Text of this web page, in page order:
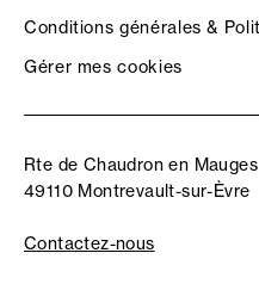
Conditions générales &
Gérer mes cookies
Rte de Chaudron en Mauges
49110 Montrevault-sur-Èvre
Contactez-nous